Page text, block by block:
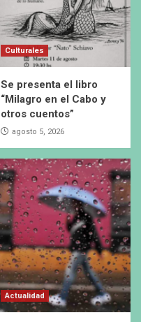
Culturales
Se presenta el libro
“Milagro en el Cabo y
otros cuentos”
agosto 5, 2026
Actualidad